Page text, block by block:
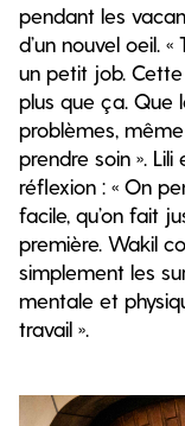
pendant les
d’un nouvel oeil.
un petit job. Cette
plus que ça. Que
problèmes,
prendre soin ».
réflexion : « On
facile, qu’on fait
première. Wakil
simplement les
mentale et
travail ».